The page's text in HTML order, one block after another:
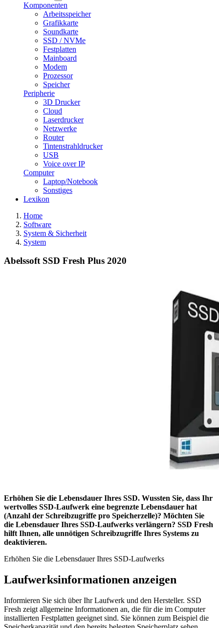
Komponenten
Arbeitsspeicher
Grafikkarte
Soundkarte
SSD / NVMe
Festplatten
Mainboard
Modem
Prozessor
Speicher
Peripherie
3D Drucker
Cloud
Laserdrucker
Netzwerke
Router
Tintenstrahldrucker
USB
Voice over IP
Computer
Laptop/Notebook
Sonstiges
Lexikon
Home
Software
System & Sicherheit
System
Abelssoft SSD Fresh Plus 2020
Erhöhen Sie die Lebensdauer Ihres SSD. Wussten Sie, dass Ihr
wertvolles SSD-Laufwerk eine begrenzte Lebensdauer hat
(Anzahl der Schreibzugriffe pro Speicherzelle)? Möchten Sie
die Lebensdauer Ihres SSD-Laufwerks verlängern? SSD Fresh
hilft Ihnen, alle unnötigen Schreibzugriffe Ihres Systems zu
deaktivieren.
Erhöhen Sie die Lebensdauer Ihres SSD-Laufwerks
Laufwerksinformationen anzeigen
Informieren Sie sich über Ihr Laufwerk und den Hersteller. SSD
Fresh zeigt allgemeine Informationen an, die für die im Computer
installierten Festplatten geeignet sind. Sie können zum Beispiel die